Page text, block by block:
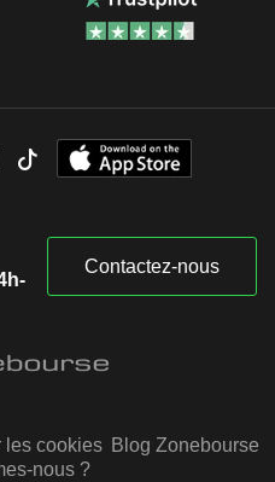
Contactez-nous
les cookies Blog Zonebourse
nous ?